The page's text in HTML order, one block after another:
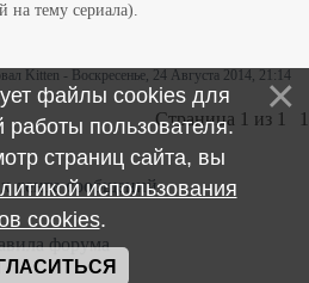
на тему сериала).
Kitten - Воскресенье, 24 Августа 2014, 21:14
Страница 1 из 1 1
ленте сообщений
форума
файлы cookies для
пользователя.
страниц сайта, вы
использования
cookies.